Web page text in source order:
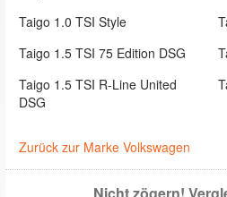
Taigo 1.0 TSI Style
Taigo 1.5 TSI 75 Edition DSG
Taigo 1.5 TSI R-Line United
DSG
Zurück zur Marke Volkswagen